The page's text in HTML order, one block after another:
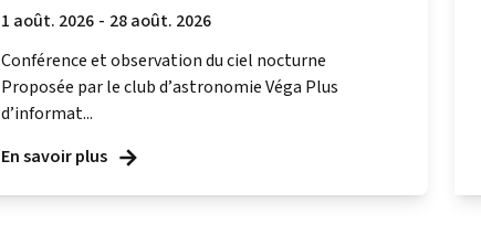
1 août. 2026 - 28 août. 2026
Conférence et observation du ciel nocturne
Proposée par le club d’astronomie Véga Plus
d’informat...
En savoir plus